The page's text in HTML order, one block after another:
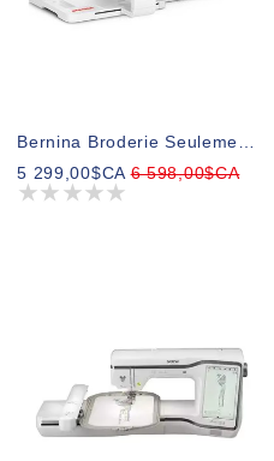
Bernina Broderie Seulement B500E
5 299,00$CA6 598,00$CA